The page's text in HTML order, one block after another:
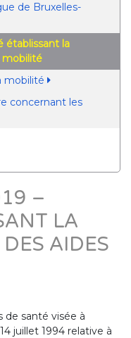
de Bruxelles-
établissant la
mobilité
mobilité
concernant les
–
LA
AIDES
de santé visée à
juillet 1994 relative à